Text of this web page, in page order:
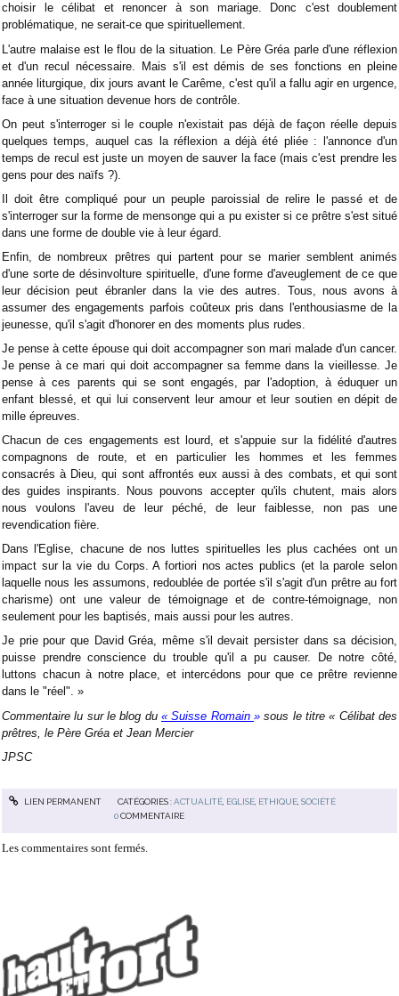
choisir le célibat et renoncer à son mariage. Donc c'est doublement
problématique, ne serait-ce que spirituellement.
L'autre malaise est le flou de la situation. Le Père Gréa parle d'une réflexion
et d'un recul nécessaire. Mais s'il est démis de ses fonctions en pleine
année liturgique, dix jours avant le Carême, c'est qu'il a fallu agir en urgence,
face à une situation devenue hors de contrôle.
On peut s'interroger si le couple n'existait pas déjà de façon réelle depuis
quelques temps, auquel cas la réflexion a déjà été pliée : l'annonce d'un
temps de recul est juste un moyen de sauver la face (mais c'est prendre les
gens pour des naïfs ?).
Il doit être compliqué pour un peuple paroissial de relire le passé et de
s'interroger sur la forme de mensonge qui a pu exister si ce prêtre s'est situé
dans une forme de double vie à leur égard.
Enfin, de nombreux prêtres qui partent pour se marier semblent animés
d'une sorte de désinvolture spirituelle, d'une forme d'aveuglement de ce que
leur décision peut ébranler dans la vie des autres. Tous, nous avons à
assumer des engagements parfois coûteux pris dans l'enthousiasme de la
jeunesse, qu'il s'agit d'honorer en des moments plus rudes.
Je pense à cette épouse qui doit accompagner son mari malade d'un cancer.
Je pense à ce mari qui doit accompagner sa femme dans la vieillesse. Je
pense à ces parents qui se sont engagés, par l'adoption, à éduquer un
enfant blessé, et qui lui conservent leur amour et leur soutien en dépit de
mille épreuves.
Chacun de ces engagements est lourd, et s'appuie sur la fidélité d'autres
compagnons de route, et en particulier les hommes et les femmes
consacrés à Dieu, qui sont affrontés eux aussi à des combats, et qui sont
des guides inspirants. Nous pouvons accepter qu'ils chutent, mais alors
nous voulons l'aveu de leur péché, de leur faiblesse, non pas une
revendication fière.
Dans l'Eglise, chacune de nos luttes spirituelles les plus cachées ont un
impact sur la vie du Corps. A fortiori nos actes publics (et la parole selon
laquelle nous les assumons, redoublée de portée s'il s'agit d'un prêtre au fort
charisme) ont une valeur de témoignage et de contre-témoignage, non
seulement pour les baptisés, mais aussi pour les autres.
Je prie pour que David Gréa, même s'il devait persister dans sa décision,
puisse prendre conscience du trouble qu'il a pu causer. De notre côté,
luttons chacun à notre place, et intercédons pour que ce prêtre revienne
dans le "réel". »
Commentaire lu sur le blog du « Suisse Romain » sous le titre « Célibat des
prêtres, le Père Gréa et Jean Mercier
JPSC
LIEN PERMANENT CATÉGORIES :ACTUALITÉ, EGLISE, ETHIQUE, SOCIÉTÉ
0 COMMENTAIRE
Les commentaires sont fermés.